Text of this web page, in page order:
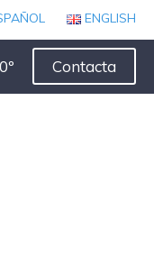
ENGLISH
Contacta